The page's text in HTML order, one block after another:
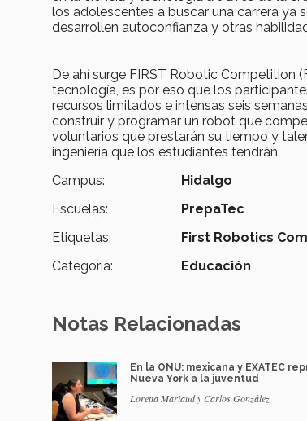
los adolescentes a buscar una carrera ya
desarrollen autoconfianza y otras
De ahí surge FIRST Robotic Competition
tecnología, es por eso que los
recursos limitados e intensas seis
construir y programar un robot que
voluntarios que prestarán su tiempo y
ingeniería que los estudiantes tendrán.
Campus:
Hidalgo
Escuelas:
PrepaTec
Etiquetas:
First Robotics
Categoría:
Educación
Notas Relacionadas
En la ONU: mexicana y EXATEC
Nueva York a la juventud
Loretta Mariaud y Carlos González